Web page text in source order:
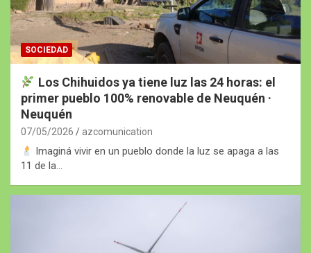
SOCIEDAD
Los Chihuidos ya tiene luz las 24 horas: el
primer pueblo 100% renovable de Neuquén ·
Neuquén
07/05/2026 azcomunication
Imaginá vivir en un pueblo donde la luz se apaga a las
11 de la…